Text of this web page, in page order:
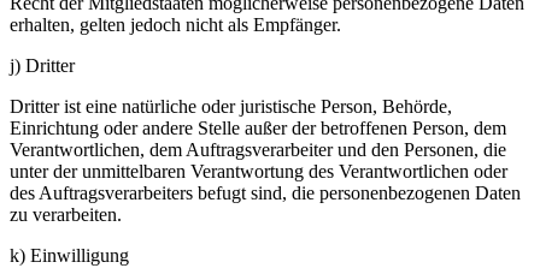
erhalten, gelten jedoch nicht als Empfänger.
j) Dritter
Dritter ist eine natürliche oder juristische Person, Behörde,
Einrichtung oder andere Stelle außer der betroffenen Person, dem
Verantwortlichen, dem Auftragsverarbeiter und den Personen, die
unter der unmittelbaren Verantwortung des Verantwortlichen oder
des Auftragsverarbeiters befugt sind, die personenbezogenen Daten
zu verarbeiten.
k) Einwilligung